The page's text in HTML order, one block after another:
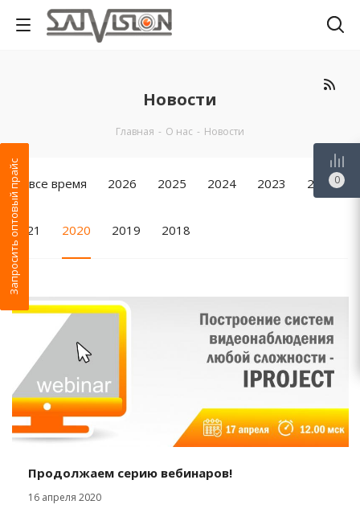
Новости
Главная - О нас - Новости
За все время 2026 2025 2024 2023 2022
2021 2020 2019 2018
Продолжаем серию вебинаров!
16 апреля 2020
Запросить оптовый прайс 0